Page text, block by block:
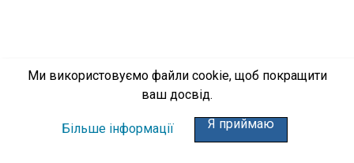
Ми використовуємо файли cookie, щоб покращити
ваш досвід.
Більше інформації Я приймаю